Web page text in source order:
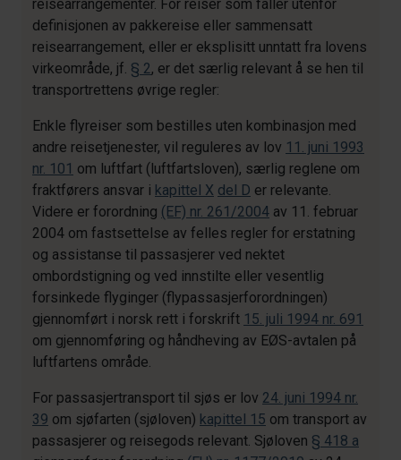
reisearrangementer. For reiser som faller utenfor
definisjonen av pakkereise eller sammensatt
reisearrangement, eller er eksplisitt unntatt fra lovens
virkeområde, jf. § 2, er det særlig relevant å se hen til
transportrettens øvrige regler:
Enkle flyreiser som bestilles uten kombinasjon med
andre reisetjenester, vil reguleres av lov 11. juni 1993
nr. 101 om luftfart (luftfartsloven), særlig reglene om
fraktførers ansvar i kapittel X del D er relevante.
Videre er forordning (EF) nr. 261/2004 av 11. februar
2004 om fastsettelse av felles regler for erstatning
og assistanse til passasjerer ved nektet
ombordstigning og ved innstilte eller vesentlig
forsinkede flyginger (flypassasjerforordningen)
gjennomført i norsk rett i forskrift 15. juli 1994 nr. 691
om gjennomføring og håndheving av EØS-avtalen på
luftfartens område.
For passasjertransport til sjøs er lov 24. juni 1994 nr.
39 om sjøfarten (sjøloven) kapittel 15 om transport av
passasjerer og reisegods relevant. Sjøloven § 418 a